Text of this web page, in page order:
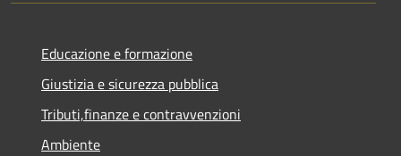
Educazione e formazione
Giustizia e sicurezza pubblica
Tributi,finanze e contravvenzioni
Ambiente